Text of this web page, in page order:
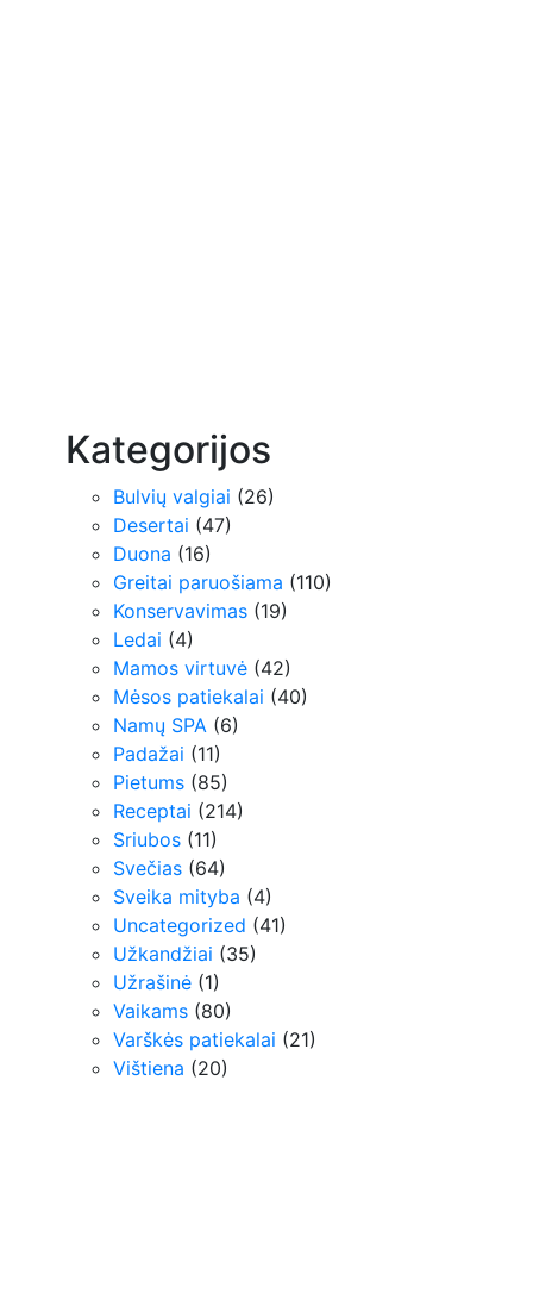
Kategorijos
Bulvių valgiai (26)
Desertai (47)
Duona (16)
Greitai paruošiama (110)
Konservavimas (19)
Ledai (4)
Mamos virtuvė (42)
Mėsos patiekalai (40)
Namų SPA (6)
Padažai (11)
Pietums (85)
Receptai (214)
Sriubos (11)
Svečias (64)
Sveika mityba (4)
Uncategorized (41)
Užkandžiai (35)
Užrašinė (1)
Vaikams (80)
Varškės patiekalai (21)
Vištiena (20)